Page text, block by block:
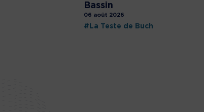
Bassin
06 août 2026
#La Teste de Buch